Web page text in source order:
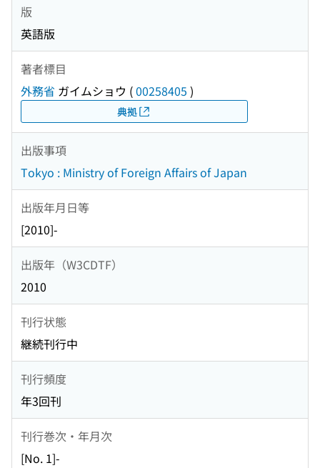
版
英語版
著者標目
外務省 ガイムショウ (00258405 )
典拠
出版事項
Tokyo : Ministry of Foreign Affairs of Japan
出版年月日等
[2010]-
出版年（W3CDTF）
2010
刊行状態
継続刊行中
刊行頻度
年3回刊
刊行巻次・年月次
[No. 1]-